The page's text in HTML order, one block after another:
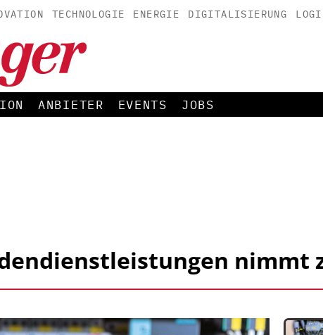
TECHNOLOGIE ENERGIE DIGITALISIERUNG
ANBIETER EVENTS JOBS
nimmt